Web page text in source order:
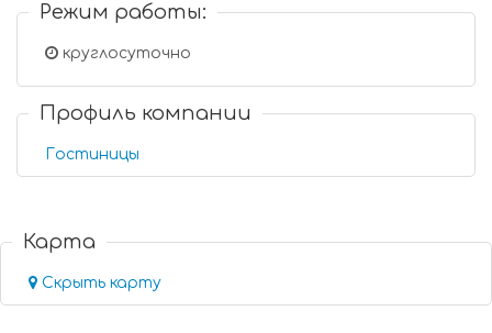
Режим работы:
круглосуточно
Профиль компании
Гостиницы
Карта
Скрыть карту